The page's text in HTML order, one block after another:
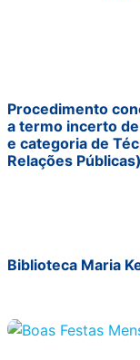
Procedimento
a termo incerto
e categoria de
Relações Públicas)
Biblioteca Maria